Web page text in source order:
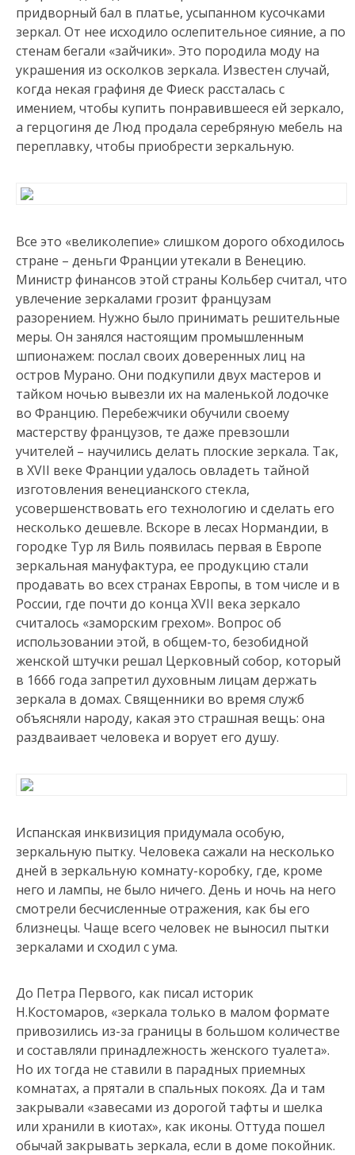
придворный бал в платье, усыпанном кусочками
зеркал. От нее исходило ослепительное сияние, а по
стенам бегали «зайчики». Это породила моду на
украшения из осколков зеркала. Известен случай,
когда некая графиня де Фиеск рассталась с
имением, чтобы купить понравившееся ей зеркало,
а герцогиня де Люд продала серебряную мебель на
переплавку, чтобы приобрести зеркальную.
Все это «великолепие» слишком дорого обходилось
стране – деньги Франции утекали в Венецию.
Министр финансов этой страны Кольбер считал, что
увлечение зеркалами грозит французам
разорением. Нужно было принимать решительные
меры. Он занялся настоящим промышленным
шпионажем: послал своих доверенных лиц на
остров Мурано. Они подкупили двух мастеров и
тайком ночью вывезли их на маленькой лодочке
во Францию. Перебежчики обучили своему
мастерству французов, те даже превзошли
учителей – научились делать плоские зеркала. Так,
в ХVII веке Франции удалось овладеть тайной
изготовления венецианского стекла,
усовершенствовать его технологию и сделать его
несколько дешевле. Вскоре в лесах Нормандии, в
городке Тур ля Виль появилась первая в Европе
зеркальная мануфактура, ее продукцию стали
продавать во всех странах Европы, в том числе и в
России, где почти до конца XVII века зеркало
считалось «заморским грехом». Вопрос об
использовании этой, в общем-то, безобидной
женской штучки решал Церковный собор, который
в 1666 года запретил духовным лицам держать
зеркала в домах. Священники во время служб
объясняли народу, какая это страшная вещь: она
раздваивает человека и ворует его душу.
Испанская инквизиция придумала особую,
зеркальную пытку. Человека сажали на несколько
дней в зеркальную комнату-коробку, где, кроме
него и лампы, не было ничего. День и ночь на него
смотрели бесчисленные отражения, как бы его
близнецы. Чаще всего человек не выносил пытки
зеркалами и сходил с ума.
До Петра Первого, как писал историк
Н.Костомаров, «зеркала только в малом формате
привозились из-за границы в большом количестве
и составляли принадлежность женского туалета».
Но их тогда не ставили в парадных приемных
комнатах, а прятали в спальных покоях. Да и там
закрывали «завесами из дорогой тафты и шелка
или хранили в киотах», как иконы. Оттуда пошел
обычай закрывать зеркала, если в доме покойник.